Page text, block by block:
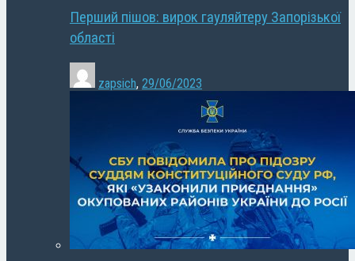
Перший пішов: вирок гауляйтеру Запорізької
області
zapsich, 29/06/2023